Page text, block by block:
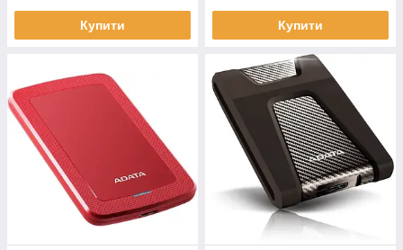
Купити Купити